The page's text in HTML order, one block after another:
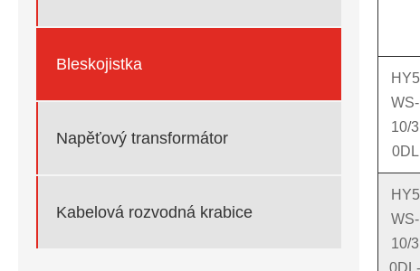
Bleskojistka
Napěťový transformátor
Kabelová rozvodná krabice
HY5
WS-
10/3
0DL
HY5
WS-
10/3
0DL-